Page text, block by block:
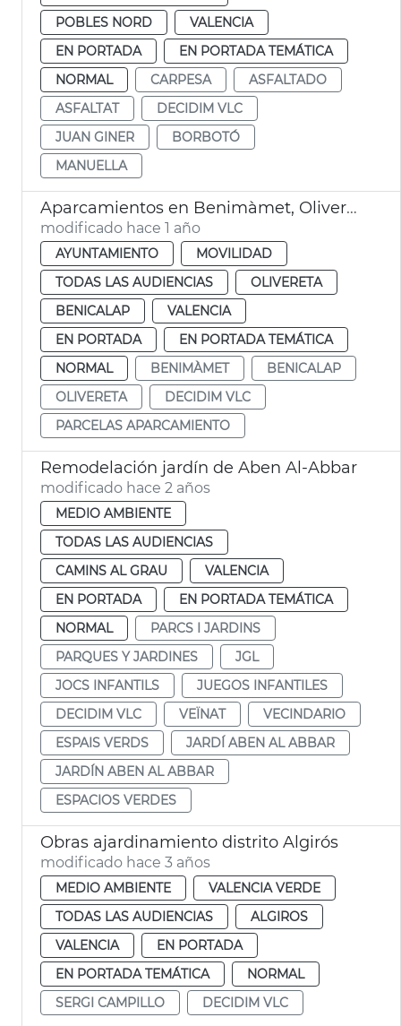
POBLES NORD
VALENCIA
EN PORTADA
EN PORTADA TEMÁTICA
NORMAL
CARPESA
ASFALTADO
ASFALTAT
DECIDIM VLC
JUAN GINER
BORBOTÓ
MANUELLA
Aparcamientos en Benimàmet, Olivereta y Benicalap
modificado hace 1 año
AYUNTAMIENTO
MOVILIDAD
TODAS LAS AUDIENCIAS
OLIVERETA
BENICALAP
VALENCIA
EN PORTADA
EN PORTADA TEMÁTICA
NORMAL
BENIMÀMET
BENICALAP
OLIVERETA
DECIDIM VLC
PARCELAS APARCAMIENTO
Remodelación jardín de Aben Al-Abbar
modificado hace 2 años
MEDIO AMBIENTE
TODAS LAS AUDIENCIAS
CAMINS AL GRAU
VALENCIA
EN PORTADA
EN PORTADA TEMÁTICA
NORMAL
PARCS I JARDINS
PARQUES Y JARDINES
JGL
JOCS INFANTILS
JUEGOS INFANTILES
DECIDIM VLC
VEÏNAT
VECINDARIO
ESPAIS VERDS
JARDÍ ABEN AL ABBAR
JARDÍN ABEN AL ABBAR
ESPACIOS VERDES
Obras ajardinamiento distrito Algirós
modificado hace 3 años
MEDIO AMBIENTE
VALENCIA VERDE
TODAS LAS AUDIENCIAS
ALGIROS
VALENCIA
EN PORTADA
EN PORTADA TEMÁTICA
NORMAL
SERGI CAMPILLO
DECIDIM VLC